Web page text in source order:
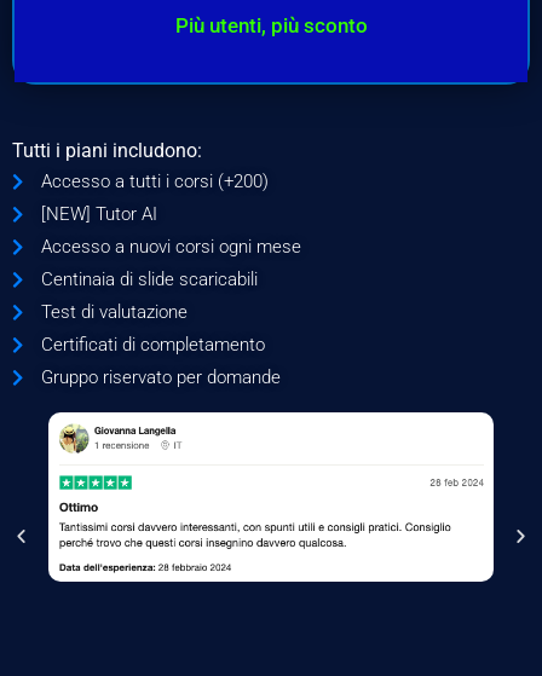
Più utenti, più sconto
Tutti i piani includono:
Accesso a tutti i corsi (+200)
[NEW] Tutor AI
Accesso a nuovi corsi ogni mese
Centinaia di slide scaricabili
Test di valutazione
Certificati di completamento
Gruppo riservato per domande